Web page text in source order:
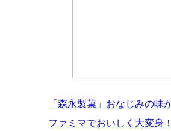
「森永製菓」おなじみの味
ファミマでおいしく大変身！